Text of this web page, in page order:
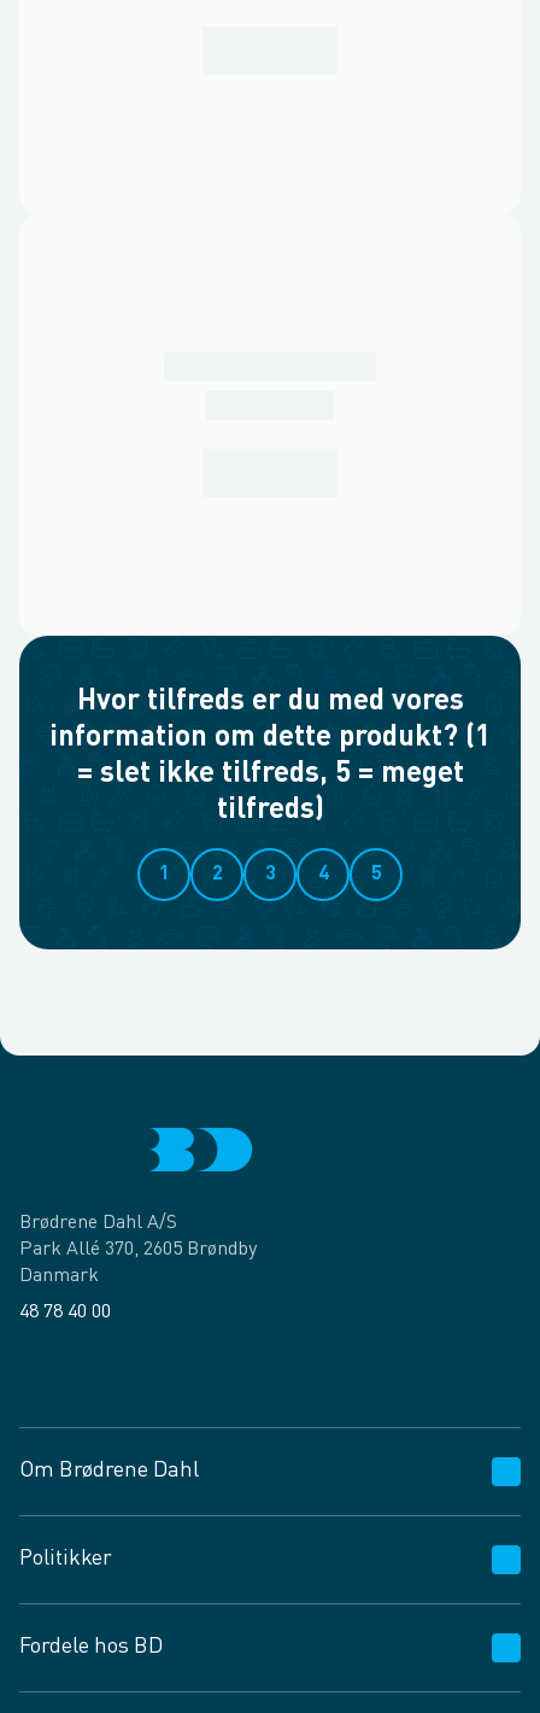
Hvor tilfreds er du med vores
information om dette produkt? (1
= slet ikke tilfreds, 5 = meget
tilfreds)
1 2 3 4 5
Brødrene Dahl A/S
Park Allé 370, 2605 Brøndby
Danmark
48 78 40 00
Om Brødrene Dahl
Vagttelefon 30 10 89 89
Spørgsmål og svar
Job og karriere
Fødevarekontrolrapport
Politikker
Privatlivspolitik
Cookies
Fordele hos BD